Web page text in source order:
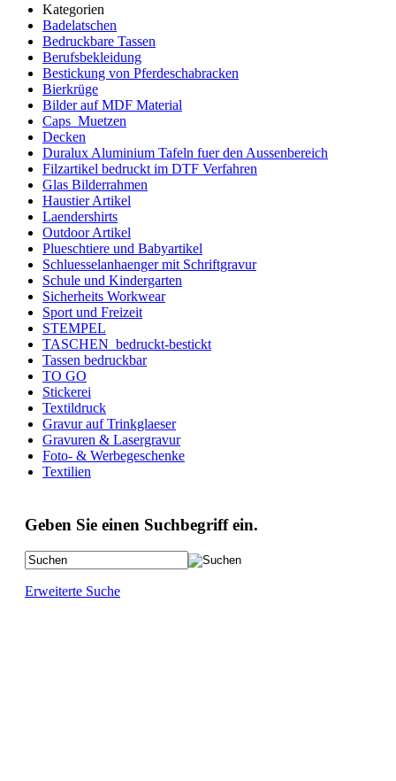
Kategorien
Badelatschen
Bedruckbare Tassen
Berufsbekleidung
Bestickung von Pferdeschabracken
Bierkrüge
Bilder auf MDF Material
Caps_Muetzen
Decken
Duralux Aluminium Tafeln fuer den Aussenbereich
Filzartikel bedruckt im DTF Verfahren
Glas Bilderrahmen
Haustier Artikel
Laendershirts
Outdoor Artikel
Plueschtiere und Babyartikel
Schluesselanhaenger mit Schriftgravur
Schule und Kindergarten
Sicherheits Workwear
Sport und Freizeit
STEMPEL
TASCHEN_bedruckt-bestickt
Tassen bedruckbar
TO GO
Stickerei
Textildruck
Gravur auf Trinkglaeser
Gravuren & Lasergravur
Foto- & Werbegeschenke
Textilien
Geben Sie einen Suchbegriff ein.
Erweiterte Suche